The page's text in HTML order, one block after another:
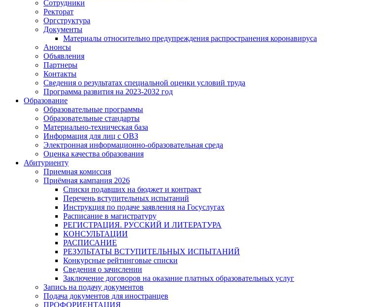
Сотрудники
Ректорат
Оргструктура
Документы
Материалы относительно предупреждения распространения коронавируса
Анонсы
Объявления
Партнеры
Контакты
Сведения о результатах специальной оценки условий труда
Программа развития на 2023-2032 год
Образование
Образовательные программы
Образовательные стандарты
Материально-техническая база
Информация для лиц с ОВЗ
Электронная информационно-образовательная среда
Оценка качества образования
Абитуриенту
Приемная комиссия
Приёмная кампания 2026
Списки подавших на бюджет и контракт
Перечень вступительных испытаний
Инструкция по подаче заявления на Госуслугах
Расписание в магистратуру
РЕГИСТРАЦИЯ. РУССКИЙ И ЛИТЕРАТУРА
КОНСУЛЬТАЦИИ
РАСПИСАНИЕ
РЕЗУЛЬТАТЫ ВСТУПИТЕЛЬНЫХ ИСПЫТАНИЙ
Конкурсные рейтинговые списки
Сведения о зачислении
Заключение договоров на оказание платных образовательных услуг
Запись на подачу документов
Подача документов для иностранцев
ПРОФОРИЕНТАЦИЯ